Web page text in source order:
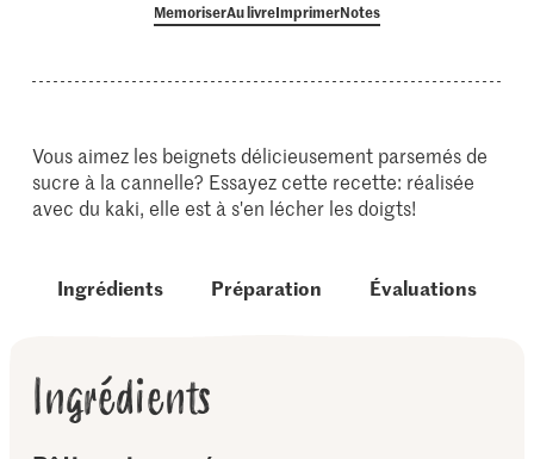
MemoriserAu livreImprimerNotes
Vous aimez les beignets délicieusement parsemés de
sucre à la cannelle? Essayez cette recette: réalisée
avec du kaki, elle est à s'en lécher les doigts!
Ingrédients Préparation Évaluations
Ingrédients